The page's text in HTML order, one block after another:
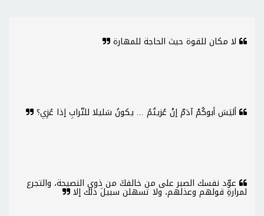
لا مكان للقوة حيث الحاجة للمهارة
أليَسَ أبوكُمْ آدَمٌ إنْ عُزيتُمُ ... يكونُ سَليلا للتّرابِ إذا عُزِي؟
عوّد نفسك الصبر على من خالفكَ من ذوي النصيحة، والتجرع
لمرارةِ قولهم وعذلهم، ولا تسهلن سبيلَ ذلك إلا